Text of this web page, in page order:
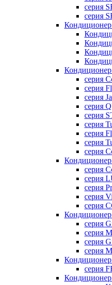
серия
серия
серия
серия
серия
серия
серия
серия
серия
серия
серия
серия
серия
серия
серия
серия
серия
серия
серия
серия
серия